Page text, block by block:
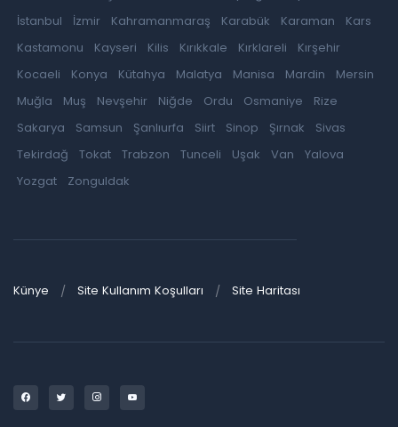
İstanbul
İzmir Kahramanmaraş Karabük Karaman
Kars
Kastamonu
Kayseri Kilis Kırıkkale Kırklareli
Kırşehir
Kocaeli
Konya Kütahya Malatya Manisa Mardin
Mersin
Muğla
Muş Nevşehir Niğde Ordu Osmaniye
Rize
Sakarya
Samsun Şanlıurfa Siirt Sinop Şırnak
Sivas
Tekirdağ
Tokat Trabzon Tunceli Uşak Van
Yalova
Yozgat
Zonguldak
Künye Site Kullanım Koşulları Site Haritası